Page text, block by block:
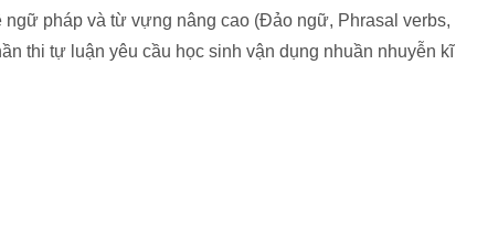
pháp và từ vựng nâng cao (Đảo ngữ, Phrasal verbs,
thi tự luận yêu cầu học sinh vận dụng nhuần nhuyễn kĩ